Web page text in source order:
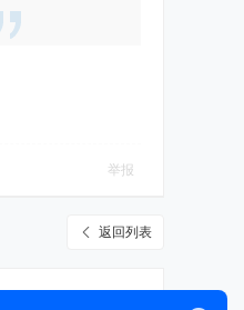
举报
返回列表